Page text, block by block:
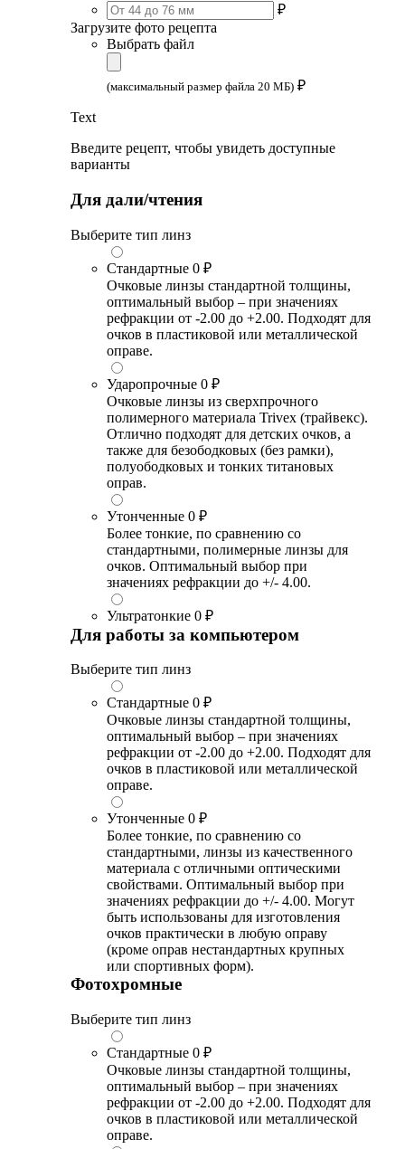
₽
Загрузите фото рецепта
Выбрать файл
(максимальный размер файла 20 МБ) ₽
Text
Введите рецепт, чтобы увидеть доступные
варианты
Для дали/чтения
Выберите тип линз
Стандартные 0 ₽
Очковые линзы стандартной толщины,
оптимальный выбор – при значениях
рефракции от -2.00 до +2.00. Подходят для
очков в пластиковой или металлической
оправе.
Ударопрочные 0 ₽
Очковые линзы из сверхпрочного
полимерного материала Trivex (трайвекс).
Отлично подходят для детских очков, а
также для безободковых (без рамки),
полуободковых и тонких титановых
оправ.
Утонченные 0 ₽
Более тонкие, по сравнению со
стандартными, полимерные линзы для
очков. Оптимальный выбор при
значениях рефракции до +/- 4.00.
Ультратонкие 0 ₽
Для работы за компьютером
Выберите тип линз
Стандартные 0 ₽
Очковые линзы стандартной толщины,
оптимальный выбор – при значениях
рефракции от -2.00 до +2.00. Подходят для
очков в пластиковой или металлической
оправе.
Утонченные 0 ₽
Более тонкие, по сравнению со
стандартными, линзы из качественного
материала с отличными оптическими
свойствами. Оптимальный выбор при
значениях рефракции до +/- 4.00. Могут
быть использованы для изготовления
очков практически в любую оправу
(кроме оправ нестандартных крупных
или спортивных форм).
Фотохромные
Выберите тип линз
Стандартные 0 ₽
Очковые линзы стандартной толщины,
оптимальный выбор – при значениях
рефракции от -2.00 до +2.00. Подходят для
очков в пластиковой или металлической
оправе.